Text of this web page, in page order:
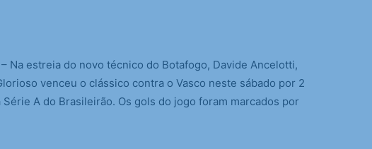
– Na estreia do novo técnico do Botafogo, Davide Ancelotti,
venceu o clássico contra o Vasco neste sábado por 2
A do Brasileirão. Os gols do jogo foram marcados por